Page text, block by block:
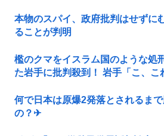
本物のスパイ、政府批判はせずに
ることが判明
檻のクマをイスラム国のような処
た岩手に批判殺到！ 岩手「こ、こ
何で日本は原爆2発落とされるま
の？‎✈